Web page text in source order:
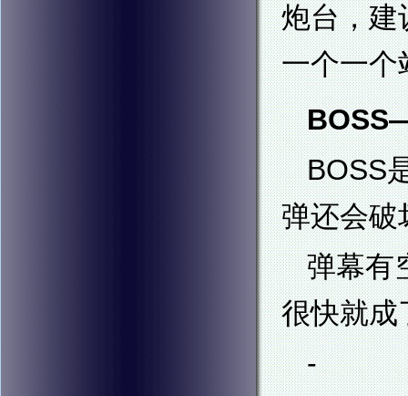
炮台，建
一个一个
BOSS
弹还会破
弹幕有
很快就
-